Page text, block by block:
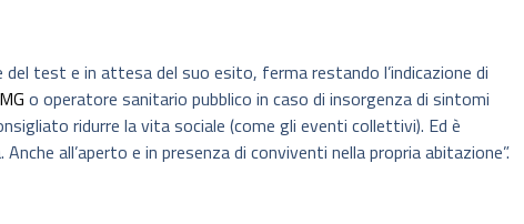
test e in attesa del suo esito, ferma restando l’indicazione di
o operatore sanitario pubblico in caso di insorgenza di sintomi
ridurre la vita sociale (come gli eventi collettivi). Ed è
all’aperto e in presenza di conviventi nella propria abitazione”.